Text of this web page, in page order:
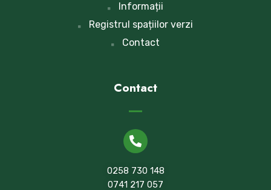
Informații
Registrul spațiilor verzi
Contact
Contact
0258 730 148
0741 217 057